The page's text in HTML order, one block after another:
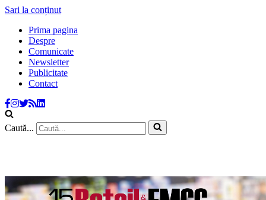
Sari la conținut
Prima pagina
Despre
Comunicate
Newsletter
Publicitate
Contact
Caută...